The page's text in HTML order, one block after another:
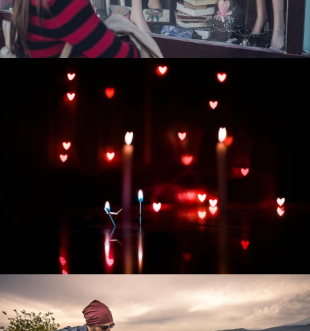
Смотреть проект
Развитие интернет-магазина "Всё для
праздника"
Смотреть проект